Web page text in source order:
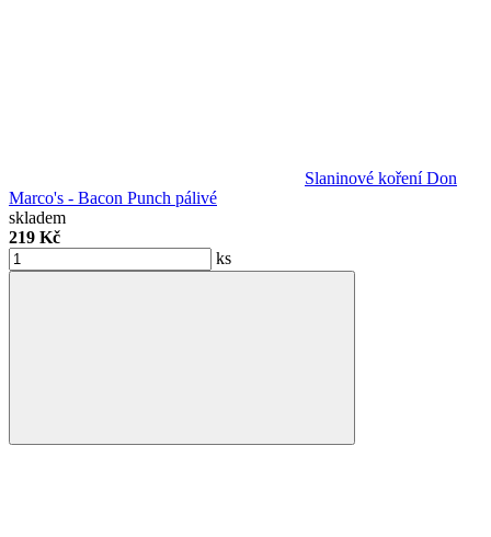
Slaninové koření Don
Marco's - Bacon Punch pálivé
skladem
219 Kč
ks